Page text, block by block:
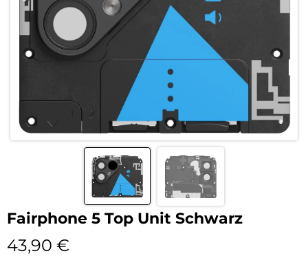
Fairphone 5 Top Unit Schwarz
43,90 €